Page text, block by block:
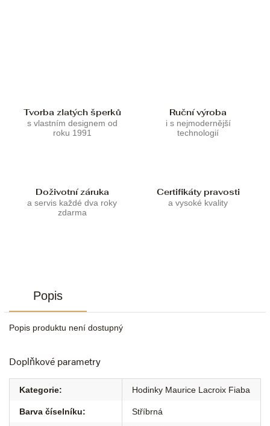
Tvorba zlatých šperků
s vlastním designem od
roku 1991
Ruční výroba
i s nejmodernější
technologií
Doživotní záruka
a servis každé dva roky
zdarma
Certifikáty pravosti
a vysoké kvality
Popis
Popis produktu není dostupný
Doplňkové parametry
Kategorie: Hodinky Maurice Lacroix Fiaba
Barva číselníku: Stříbrná